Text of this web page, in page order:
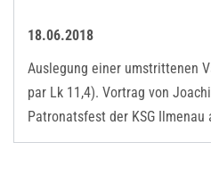
18.06.2018
Auslegung einer umstrittenen
par Lk 11,4). Vortrag von
Patronatsfest der KSG Ilmenau